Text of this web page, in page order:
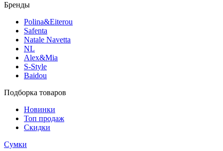
Бренды
Polina&Eiterou
Safenta
Natale Navetta
NL
Alex&Mia
S-Style
Baidou
Подборка товаров
Новинки
Топ продаж
Скидки
Сумки